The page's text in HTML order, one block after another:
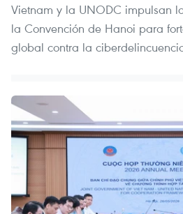
Vietnam y la UNODC impulsan
la Convención de Hanoi para
global contra la